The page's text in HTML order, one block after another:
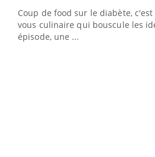
Coup de food sur le diabète,
vous culinaire qui bouscule les
épisode, une ...